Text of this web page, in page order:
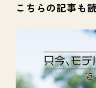
こちらの記事も